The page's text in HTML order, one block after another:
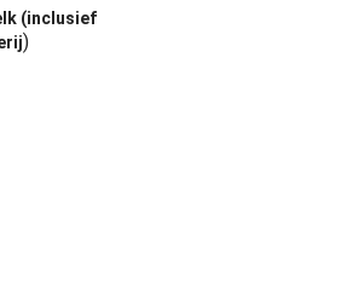
(inclusief
)